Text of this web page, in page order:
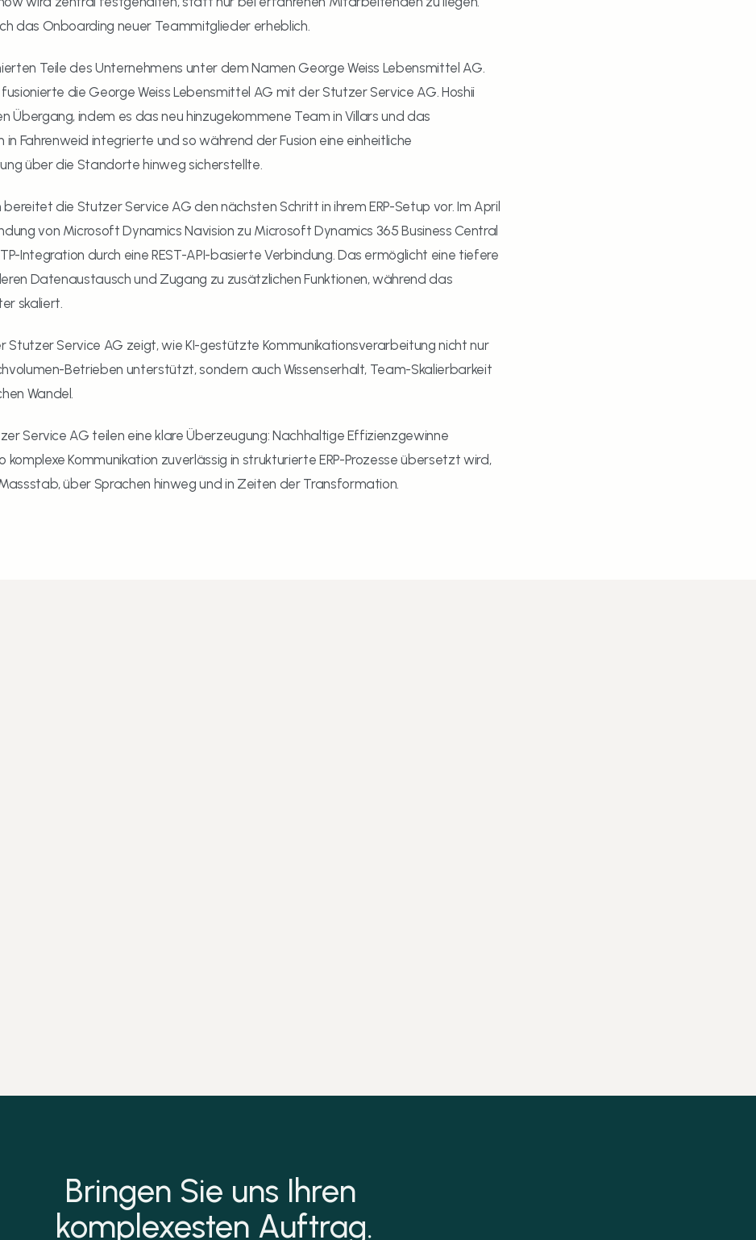
das Onboarding neuer Teammitglieder erheblich.
Teile des Unternehmens unter dem Namen George Weiss Lebensmittel AG.
fusionierte die George Weiss Lebensmittel AG mit der Stutzer Service AG. Hoshii
Übergang, indem es das neu hinzugekommene Team in Villars und das
Fahrenweid integrierte und so während der Fusion eine einheitliche
über die Standorte hinweg sicherstellte.
bereitet die Stutzer Service AG den nächsten Schritt in ihrem ERP-Setup vor. Im April
von Microsoft Dynamics Navision zu Microsoft Dynamics 365 Business Central
Integration durch eine REST-API-basierte Verbindung. Das ermöglicht eine tiefere
Datenaustausch und Zugang zu zusätzlichen Funktionen, während das
skaliert.
Stutzer Service AG zeigt, wie KI-gestützte Kommunikationsverarbeitung nicht nur
Betrieben unterstützt, sondern auch Wissenserhalt, Team-Skalierbarkeit
Wandel.
Service AG teilen eine klare Überzeugung: Nachhaltige Effizienzgewinne
Kommunikation zuverlässig in strukturierte ERP-Prozesse übersetzt wird,
über Sprachen hinweg und in Zeiten der Transformation.
Bringen Sie uns Ihren
komplexesten Auftrag.